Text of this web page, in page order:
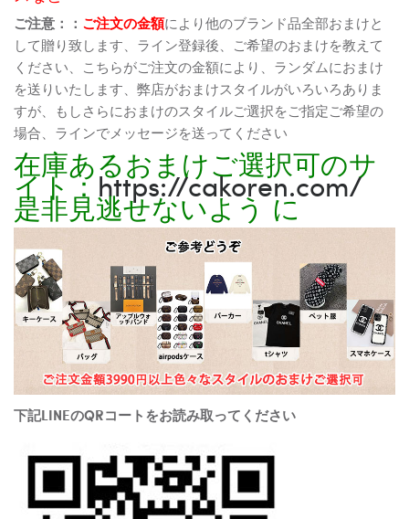
ご注意：： ご注文の金額により他のブランド品全部おまけと
して贈り致します、ライン登録後、ご希望のおまけを教えて
ください、こちらがご注文の金額により、ランダムにおまけ
を送りいたします、弊店がおまけスタイルがいろいろありま
すが、もしさらにおまけのスタイルご選択をご指定ご希望の
場合、ラインでメッセージを送ってください
在庫あるおまけご選択可のサ
イト：https://cakoren.com/
是非見逃せないよう に
下記LINEのQRコートをお読み取ってください